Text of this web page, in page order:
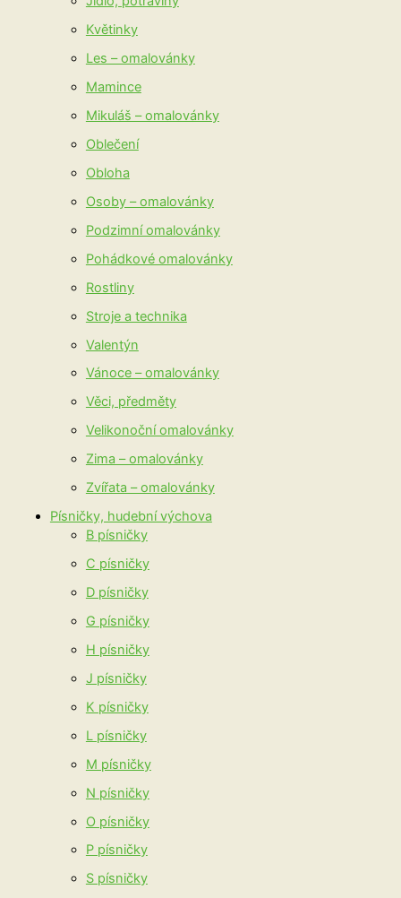
Květinky
Les – omalovánky
Mamince
Mikuláš – omalovánky
Oblečení
Obloha
Osoby – omalovánky
Podzimní omalovánky
Pohádkové omalovánky
Rostliny
Stroje a technika
Valentýn
Vánoce – omalovánky
Věci, předměty
Velikonoční omalovánky
Zima – omalovánky
Zvířata – omalovánky
Písničky, hudební výchova
B písničky
C písničky
D písničky
G písničky
H písničky
J písničky
K písničky
L písničky
M písničky
N písničky
O písničky
P písničky
S písničky